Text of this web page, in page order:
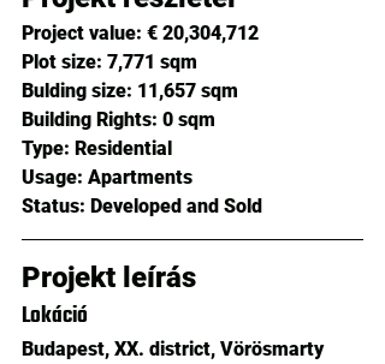
Project value: € 20,304,712
Plot size: 7,771 sqm
Bulding size: 11,657 sqm
Building Rights: 0 sqm
Type: Residential
Usage: Apartments
Status: Developed and Sold
Projekt leírás
Lokáció
Budapest, XX. district, Vörösmarty